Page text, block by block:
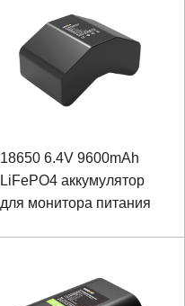
18650 6.4V 9600mAh
LiFePO4 аккумулятор
для монитора питания